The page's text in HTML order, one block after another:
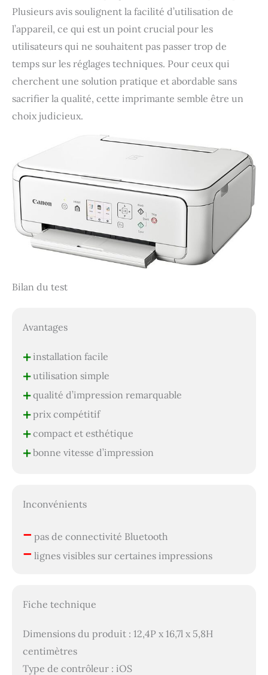
Plusieurs avis soulignent la facilité d’utilisation de
l’appareil, ce qui est un point crucial pour les
utilisateurs qui ne souhaitent pas passer trop de
temps sur les réglages techniques. Pour ceux qui
cherchent une solution pratique et abordable sans
sacrifier la qualité, cette imprimante semble être un
choix judicieux.
Bilan du test
Avantages
+installation facile
+utilisation simple
+qualité d’impression remarquable
+prix compétitif
+compact et esthétique
+bonne vitesse d’impression
Inconvénients
– pas de connectivité Bluetooth
– lignes visibles sur certaines impressions
Fiche technique
Dimensions du produit : 12,4P x 16,7l x 5,8H
centimètres
Type de contrôleur : iOS